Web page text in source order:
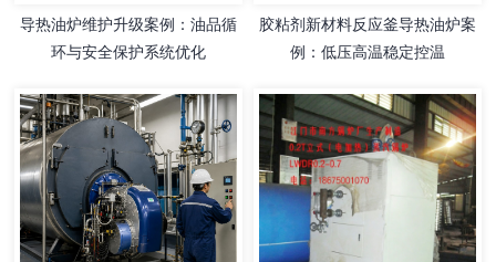
导热油炉维护升级案例：油品循
环与安全保护系统优化
胶粘剂新材料反应釜导热油炉案
例：低压高温稳定控温